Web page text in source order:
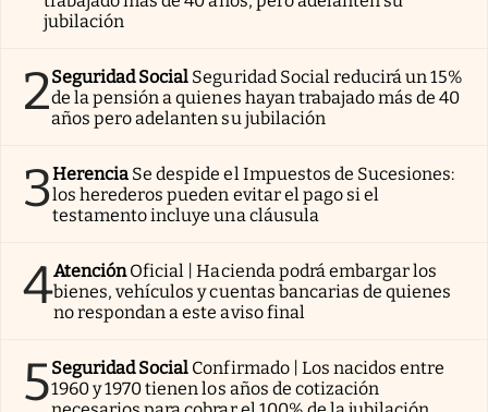
jubilación
2Seguridad Social Seguridad Social reducirá un 15%
de la pensión a quienes hayan trabajado más de 40
años pero adelanten su jubilación
3Herencia Se despide el Impuestos de Sucesiones:
los herederos pueden evitar el pago si el
testamento incluye una cláusula
4AtenciónOficial | Hacienda podrá embargar los
bienes, vehículos y cuentas bancarias de quienes
no respondan a este aviso final
5Seguridad Social Confirmado | Los nacidos entre
1960 y 1970 tienen los años de cotización